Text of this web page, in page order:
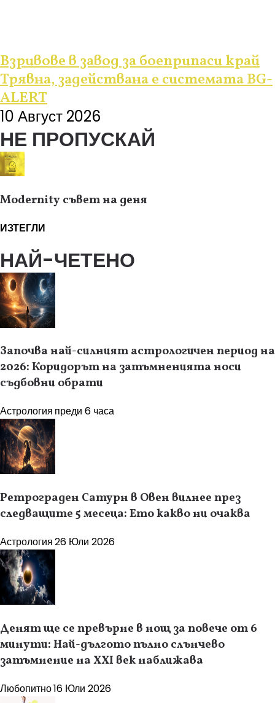
Взривове в завод за боеприпаси край
Трявна, задействана е системата BG-
ALERT
10 Август 2026
НЕ ПРОПУСКАЙ
Modernity съвет на деня
ИЗТЕГЛИ
НАЙ-ЧЕТЕНО
Започва най-силният астрологичен период на
2026: Коридорът на затъмненията носи
съдбовни обрати
Астрология преди 6 часа
Ретрограден Сатурн в Овен вилнее през
следващите 5 месеца: Ето какво ни очаква
Астрология26 Юли 2026
Денят ще се превърне в нощ за повече от 6
минути: Най-дългото пълно слънчево
затъмнение на XXI век наближава
Любопитно16 Юли 2026